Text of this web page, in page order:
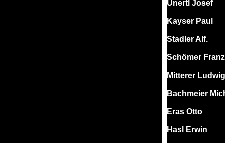
Unertl Josef
Kayser Paul
Stadler Alf.
Schömer Franz
Mitterer Ludwig
Bachmeier
Eras Otto
Hasl Erwin